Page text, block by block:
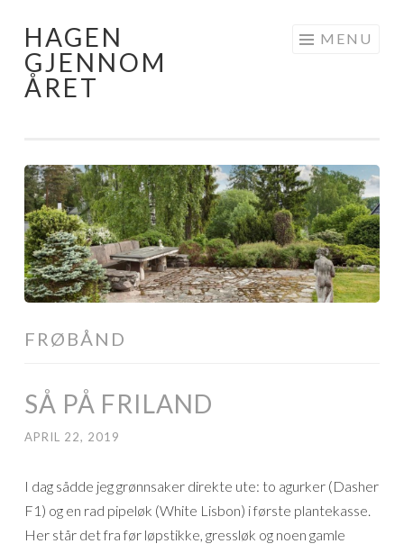
Skip
to
content
HAGEN
GJENNOM
ÅRET
MENU
FRØBÅND
SÅ PÅ FRILAND
APRIL 22, 2019
I dag sådde jeg grønnsaker direkte ute: to agurker (Dasher
F1) og en rad pipeløk (White Lisbon) i første plantekasse.
Her står det fra før løpstikke, gressløk og noen gamle